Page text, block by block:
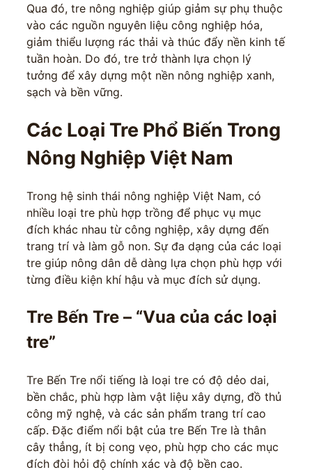
Qua đó, tre nông nghiệp giúp giảm sự phụ thuộc
vào các nguồn nguyên liệu công nghiệp hóa,
giảm thiểu lượng rác thải và thúc đẩy nền kinh tế
tuần hoàn. Do đó, tre trở thành lựa chọn lý
tưởng để xây dựng một nền nông nghiệp xanh,
sạch và bền vững.
Các Loại Tre Phổ Biến Trong
Nông Nghiệp Việt Nam
Trong hệ sinh thái nông nghiệp Việt Nam, có
nhiều loại tre phù hợp trồng để phục vụ mục
đích khác nhau từ công nghiệp, xây dựng đến
trang trí và làm gỗ non. Sự đa dạng của các loại
tre giúp nông dân dễ dàng lựa chọn phù hợp với
từng điều kiện khí hậu và mục đích sử dụng.
Tre Bến Tre – “Vua của các loại
tre”
Tre Bến Tre nổi tiếng là loại tre có độ dẻo dai,
bền chắc, phù hợp làm vật liệu xây dựng, đồ thủ
công mỹ nghệ, và các sản phẩm trang trí cao
cấp. Đặc điểm nổi bật của tre Bến Tre là thân
cây thẳng, ít bị cong vẹo, phù hợp cho các mục
đích đòi hỏi độ chính xác và độ bền cao.